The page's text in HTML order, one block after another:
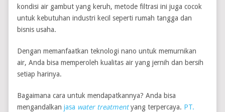
kondisi air gambut yang keruh, metode filtrasi ini juga cocok
untuk kebutuhan industri kecil seperti rumah tangga dan
bisnis usaha.
Dengan memanfaatkan teknologi nano untuk memurnikan
air, Anda bisa memperoleh kualitas air yang jernih dan bersih
setiap harinya.
Bagaimana cara untuk mendapatkannya? Anda bisa
mengandalkanjasa water treatmentyang terpercaya. PT.